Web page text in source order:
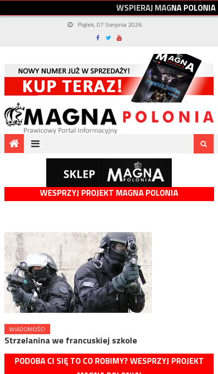
WSPIERAJMAGNAPOLONIA
Piątek, 07 Sierpnia 2026
WESPRZYJ PROJEKT MAGNA POLONIA
WIADOMOŚCI
Strzelanina we francuskiej szkole
PODOBA CI SIĘ TO CO ROBIMY? WESPRZYJ PROJEKT